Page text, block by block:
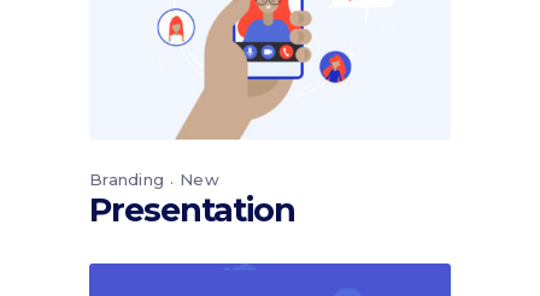
Branding New
Presentation